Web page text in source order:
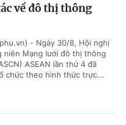
về đô thị thông
- Ngày 30/8, Hội nghị
niên Mạng lưới đô thị thông
ASEAN lần thứ 4 đã
chức theo hình thức trực...